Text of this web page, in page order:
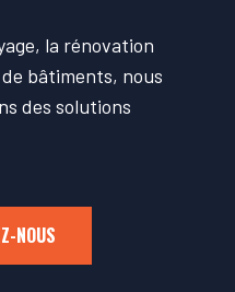
la rénovation
bâtiments, nous
des solutions
NOUS